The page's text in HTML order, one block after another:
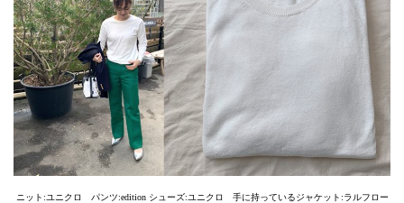
ニット:ユニクロ パンツ:edition シューズ:ユニクロ 手に持っているジャケット:ラルフロー